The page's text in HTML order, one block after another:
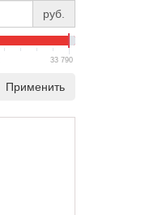
руб.
33 790
Применить